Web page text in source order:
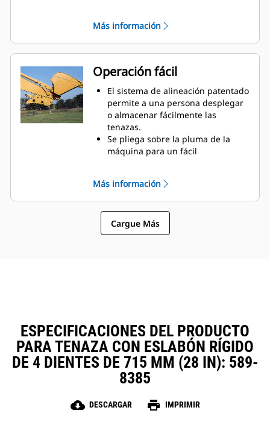
Obtenga la mejor tenaza para sus
tareas. Entre las tres
configuraciones de dientes, elija la
mejor opción para un agarre
amplio o estrecho y tiempos de
centralizado más cortos para
colocar la pluma a horcajadas
durante el transporte.
Administrar varios accesorios de
una flota es más fácil con un
sistema acoplador. Seleccione los
sujetapasador Cat, que permiten
que las máquinas de tamaños
similares compartan las tenazas y
otros accesorios.
Más información
Operación fácil
El sistema de alineación patentado
permite a una persona desplegar
o almacenar fácilmente las
tenazas.
Se pliega sobre la pluma de la
máquina para un fácil
La instalación, el mantenimiento y
el funcionamiento general simples
hacen que las tenazas sean una
opción más sencilla y más
asequible que los garfios en
Más información
Cargue Más
ESPECIFICACIONES DEL PRODUCTO
PARA TENAZA CON ESLABÓN RÍGIDO
DE 4 DIENTES DE 715 MM (28 IN): 589-
8385
cloud_download DESCARGAR print IMPRIMIR